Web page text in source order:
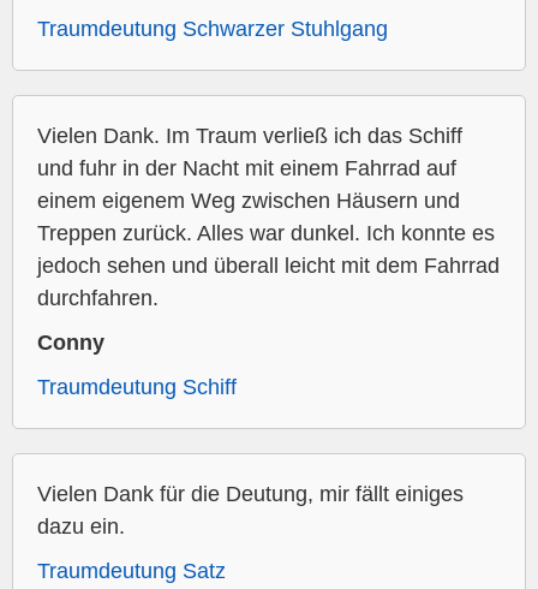
Traumdeutung Schwarzer Stuhlgang
Vielen Dank. Im Traum verließ ich das Schiff
und fuhr in der Nacht mit einem Fahrrad auf
einem eigenem Weg zwischen Häusern und
Treppen zurück. Alles war dunkel. Ich konnte es
jedoch sehen und überall leicht mit dem Fahrrad
durchfahren.
Conny
Traumdeutung Schiff
Vielen Dank für die Deutung, mir fällt einiges
dazu ein.
Traumdeutung Satz